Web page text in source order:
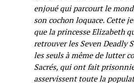
enjoué qui parcourt le
son cochon loquace. Cette
que la princesse Elizabeth
retrouver les Seven Deadly
les seuls à même de lutter
Sacrés, qui ont fait
asservissent toute la